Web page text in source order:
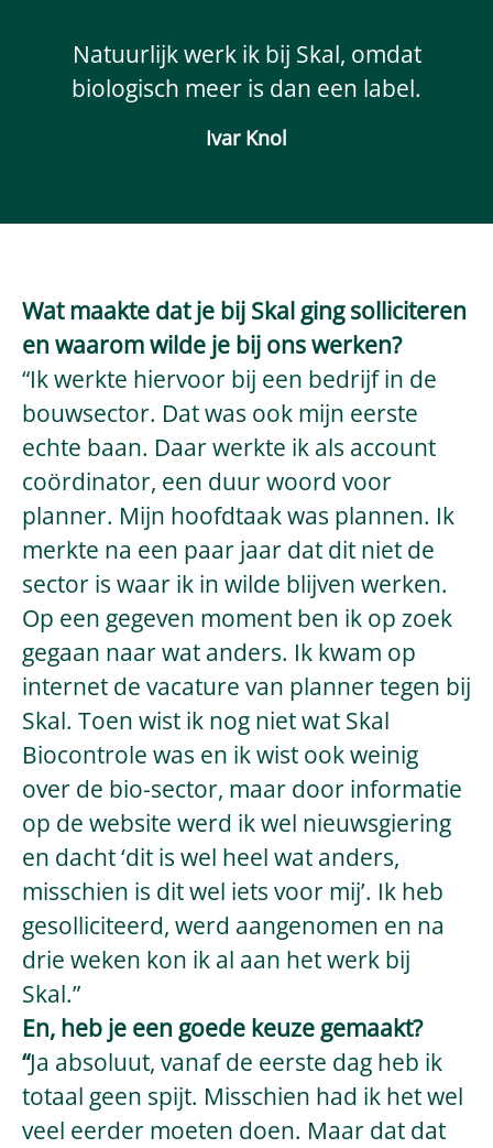
Natuurlijk werk ik bij Skal, omdat
biologisch meer is dan een label.
Ivar Knol
Wat maakte dat je bij Skal ging solliciteren
en waarom wilde je bij ons werken?
“Ik werkte hiervoor bij een bedrijf in de
bouwsector. Dat was ook mijn eerste
echte baan. Daar werkte ik als account
coördinator, een duur woord voor
planner. Mijn hoofdtaak was plannen. Ik
merkte na een paar jaar dat dit niet de
sector is waar ik in wilde blijven werken.
Op een gegeven moment ben ik op zoek
gegaan naar wat anders. Ik kwam op
internet de vacature van planner tegen bij
Skal. Toen wist ik nog niet wat Skal
Biocontrole was en ik wist ook weinig
over de bio-sector, maar door informatie
op de website werd ik wel nieuwsgiering
en dacht ‘dit is wel heel wat anders,
misschien is dit wel iets voor mij’. Ik heb
gesolliciteerd, werd aangenomen en na
drie weken kon ik al aan het werk bij
Skal.”
En, heb je een goede keuze gemaakt?
“Ja absoluut, vanaf de eerste dag heb ik
totaal geen spijt. Misschien had ik het wel
veel eerder moeten doen. Maar dat dat